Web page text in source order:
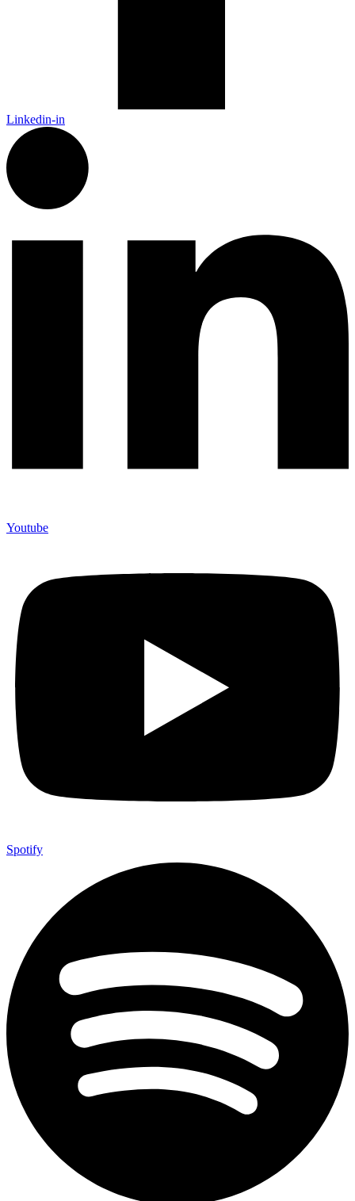
Linkedin-in
Youtube
Spotify